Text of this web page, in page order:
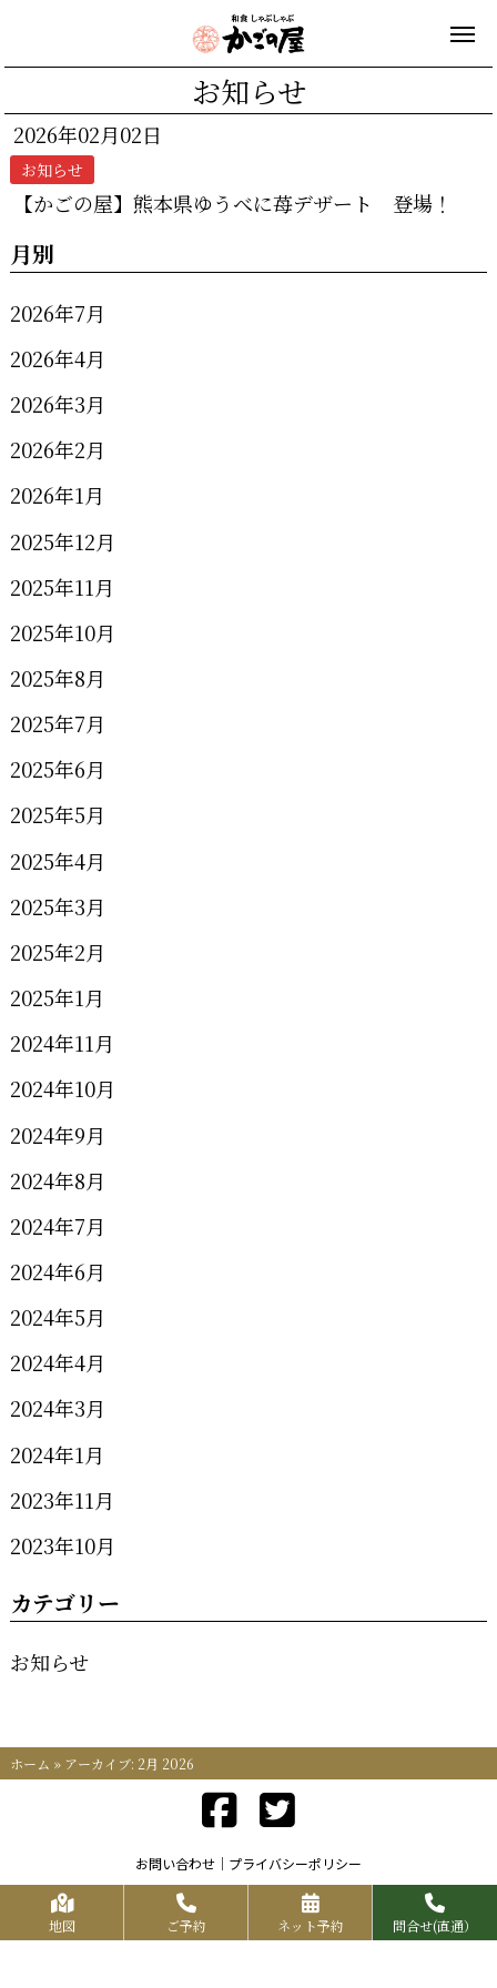
お知らせ
2026年02月02日
お知らせ
【かごの屋】熊本県ゆうべに苺デザート 登場！
月別
2026年7月
2026年4月
2026年3月
2026年2月
2026年1月
2025年12月
2025年11月
2025年10月
2025年8月
2025年7月
2025年6月
2025年5月
2025年4月
2025年3月
2025年2月
2025年1月
2024年11月
2024年10月
2024年9月
2024年8月
2024年7月
2024年6月
2024年5月
2024年4月
2024年3月
2024年1月
2023年11月
2023年10月
カテゴリー
お知らせ
ホーム » アーカイブ: 2月 2026
お問い合わせ プライバシーポリシー
Copyrights KR FOOD SERVICE All Rights Reserved.
地図 ご予約 ネット予約 問合せ(直通）